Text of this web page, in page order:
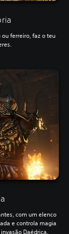
ferreiro, faz o teu
com um elenco
e controla magia
Daédrica.